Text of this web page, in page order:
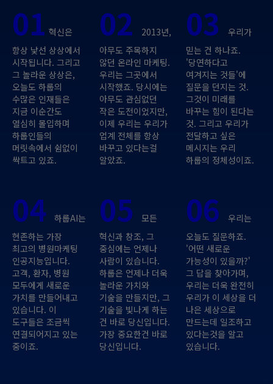
01 혁신은
항상 낯선 상상에서
시작됩니다. 그리고
그 놀라운 상상은,
오늘도 하룹의
수많은 인재들은
지금 이순간도
열심히 몰입하며
하룹인들의
머릿속에서 쉼없이
싹트고 있죠.
02
2013년,
아무도 주목하지
않던 온라인 마케팅.
우리는 그곳에서
시작했죠. 당시에는
아무도 관심없던
작은 도전이었지만,
이제 우리는 우리가
업계 전체를 항상
바꾸고 있다는걸
알았죠.
03우리가
믿는 건 하나죠.
'당연하다고
여겨지는 것들'에
질문을 던지는 것.
그것이 미래를
바꾸는 힘이 된다는
것. 그리고 우리가
전달하고 싶은
메시지는 우리
하룹의 정체성이죠.
04
하룹AI는
현존하는 가장
최고의 병원마케팅
인공지능입니다.
고객, 환자, 병원
모두에게 새로운
가치를 만들어내고
있습니다. 이
도구들은 조금씩
연결되어지고 있는
중이죠.
05
모든
혁신과 창조, 그
중심에는 언제나
사람이 있습니다.
하룹은 언제나 더욱
놀라운 가치와
기술을 만들지만, 그
기술을 빛나게 하는
건 바로 당신입니다.
가장 중요한건 바로
당신입니다.
06우리는
오늘도 질문하죠.
'어떤 새로운
가능성이 있을까?'
그 답을 찾아가며,
우리는 더욱 완전히
우리가 이 세상을 더
나은 세상으로
만드는데 일조하고
있다는것을 알고
있습니다.